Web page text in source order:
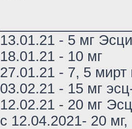
13.01.21 - 5 мг
18.01.21 - 10 мг
27.01.21 - 7, 5 мирт
03.02.21 - 15 мг
12.02.21 - 20 мг
с 12.04.2021- 20 мг,